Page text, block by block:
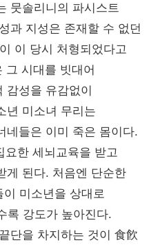
뭇솔리니의 파시스트
과 지성은 존재할 수 없던
이 당시 처형되었다고
그 시대를 빗대어
감성을 유감없이
년 미소녀 무리는
네들은 이미 죽은 몸이다.
요한 세뇌교육을 받고
게 된다. 처음엔 단순한
미소년을 상대로
록 강도가 높아진다.
단을 차지하는 것이 食飮